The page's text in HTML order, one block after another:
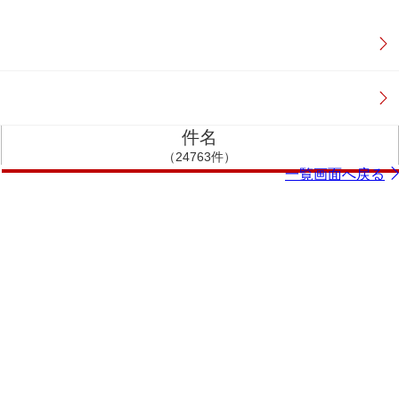
件名
（24763件）
一覧画面へ戻る